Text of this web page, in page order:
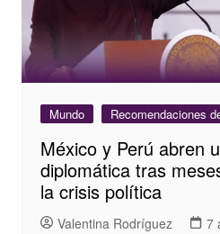
Mundo Recomendaciones
México y Perú abren
diplomática tras
la crisis política
Valentina Rodríguez 7